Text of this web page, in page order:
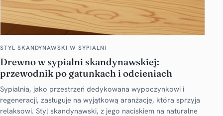
STYL SKANDYNAWSKI W SYPIALNI
Drewno w sypialni skandynawskiej:
przewodnik po gatunkach i odcieniach
Sypialnia, jako przestrzeń dedykowana wypoczynkowi i
regeneracji, zasługuje na wyjątkową aranżację, która sprzyja
relaksowi. Styl skandynawski, z jego naciskiem na naturalne